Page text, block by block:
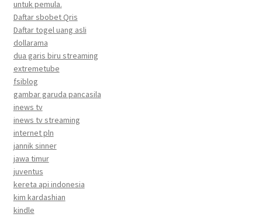
untuk pemula.
Daftar sbobet Qris
Daftar togel uang asli
dollarama
dua garis biru streaming
extremetube
fsiblog
gambar garuda pancasila
inews tv
inews tv streaming
internet pln
jannik sinner
jawa timur
juventus
kereta api indonesia
kim kardashian
kindle